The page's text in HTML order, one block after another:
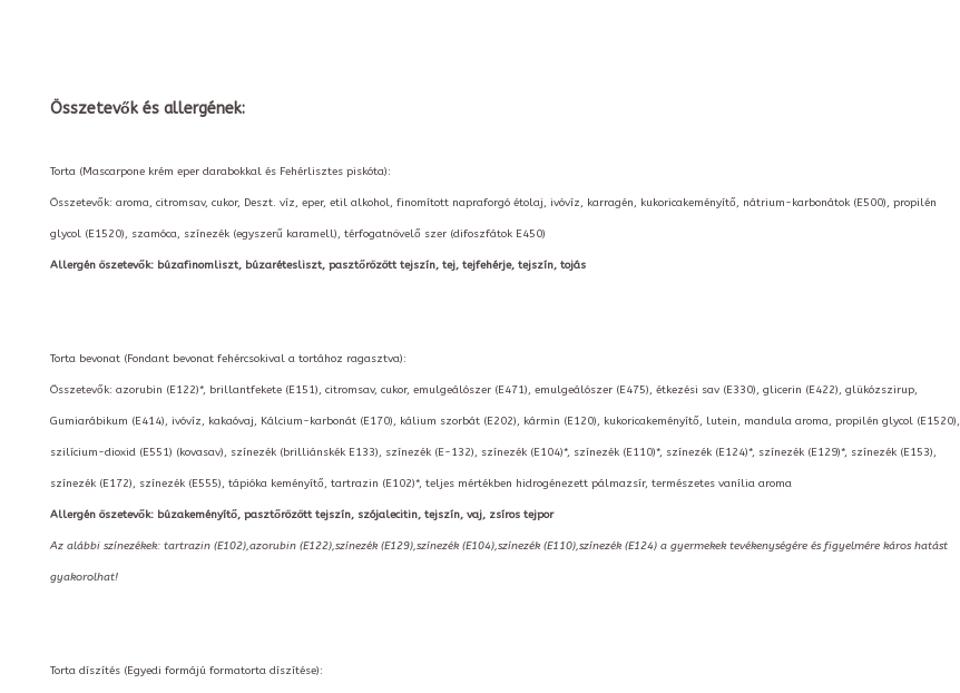
Összetevők és allergének:
Torta (Mascarpone krém eper darabokkal és Fehérlisztes piskóta):
Összetevők: aroma, citromsav, cukor, Deszt. víz, eper, etil alkohol, finomított napraforgó étolaj, ivóvíz, karragén, kukoricakeményítő, nátrium-karbonátok (E500), propilén
glycol (E1520), szamóca, színezék (egyszerű karamell), térfogatnövelő szer (difoszfátok E450)
Allergén öszetevők: búzafinomliszt, búzarétesliszt, pasztőrözött tejszín, tej, tejfehérje, tejszín, tojás
Torta bevonat (Fondant bevonat fehércsokival a tortához ragasztva):
Összetevők: azorubin (E122)*, brillantfekete (E151), citromsav, cukor, emulgeálószer (E471), emulgeálószer (E475), étkezési sav (E330), glicerin (E422), glükózszirup,
Gumiarábikum (E414), ivóvíz, kakaóvaj, Kálcium-karbonát (E170), kálium szorbát (E202), kármin (E120), kukoricakeményítő, lutein, mandula aroma, propilén glycol (E1520),
szilícium-dioxid (E551) (kovasav), színezék (brilliánskék E133), színezék (E-132), színezék (E104)*, színezék (E110)*, színezék (E124)*, színezék (E129)*, színezék (E153),
színezék (E172), színezék (E555), tápióka keményítő, tartrazin (E102)*, teljes mértékben hidrogénezett pálmazsír, természetes vanília aroma
Allergén öszetevők: búzakeményítő, pasztőrözött tejszín, szójalecitin, tejszín, vaj, zsíros tejpor
Az alábbi színezékek: tartrazin (E102),azorubin (E122),színezék (E129),színezék (E104),színezék (E110),színezék (E124) a gyermekek tevékenységére és figyelmére káros hatást
gyakorolhat!
Torta díszítés (Egyedi formájú formatorta díszítése):